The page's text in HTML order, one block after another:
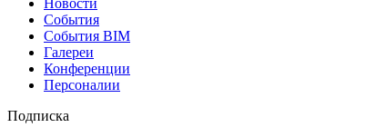
События
События BIM
Галереи
Конференции
Персоналии
Подписка